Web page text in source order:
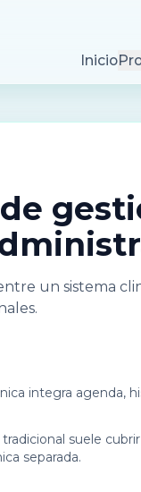
Inicio
un sistema
integra agenda,
suele
separada.